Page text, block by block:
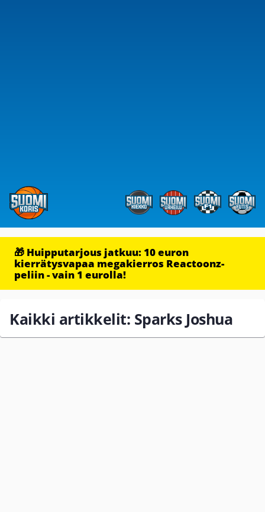
🎁 Huipputarjous jatkuu: 10 euron
kierrätysvapaa megakierros Reactoonz-
peliin - vain 1 eurolla!
Kaikki artikkelit: Sparks Joshua